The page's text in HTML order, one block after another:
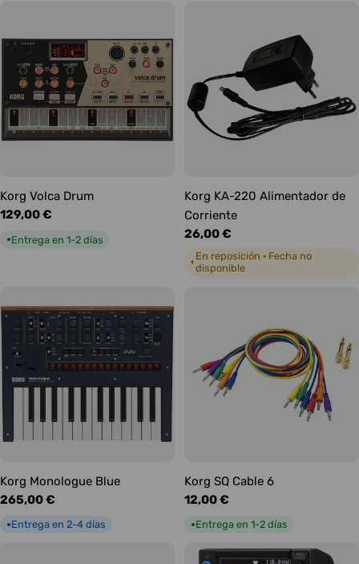
Korg Volca Drum
Precio
129,00 €
●Entrega en 1-2 días
Korg KA-220 Alimentador de
Corriente
Precio
habitual
26,00 €
◐ En reposición · Fecha no
disponible
Korg Monologue Blue
Precio
265,00 €
●Entrega en 2-4 días
Korg SQ Cable 6
Precio
12,00 €
●Entrega en 1-2 días